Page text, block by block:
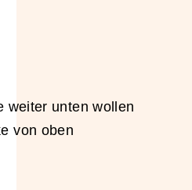
weiter unten wollen
von oben